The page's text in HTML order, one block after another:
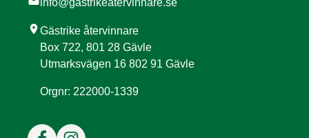
info@gastrikeatervinnare.se
location_onGästrike återvinnare
Box 722, 801 28 Gävle
Utmarksvägen 16 802 91 Gävle
Orgnr: 222000-1339